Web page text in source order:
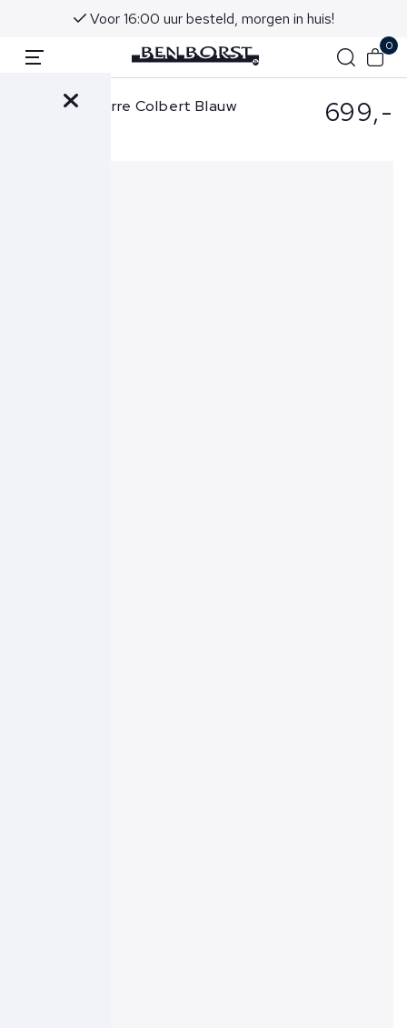
Voor 16:00 uur besteld, morgen in huis!
0
Sartoria Latorre Colbert Blauw 699,-